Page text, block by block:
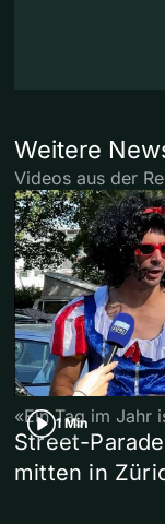
Weitere
Videos aus der
1 Min
«Ein Tag im Jahr
Street-
mitten in